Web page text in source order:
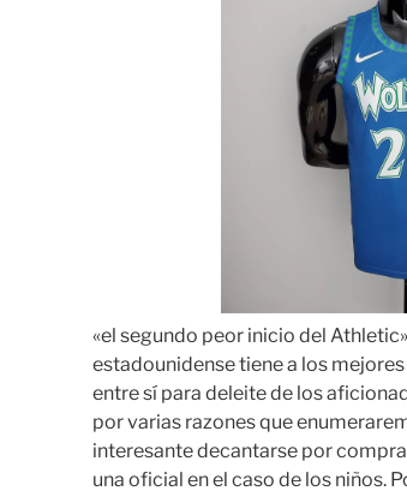
«el segundo peor inicio del
estadounidense tiene a los
entre sí para deleite de los
por varias razones que
interesante decantarse por
una oficial en el caso de los niños.